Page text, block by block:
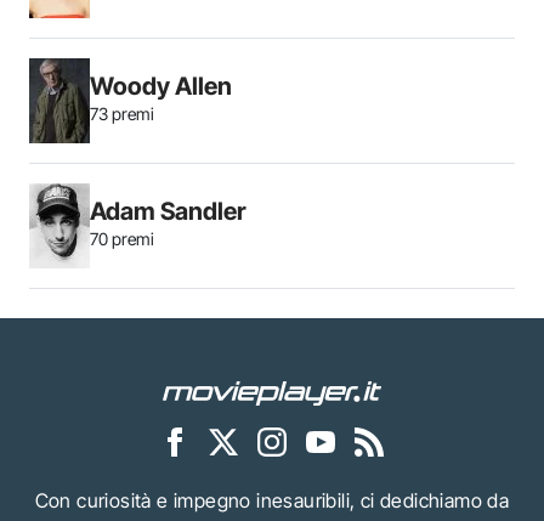
Woody Allen
73 premi
Adam Sandler
70 premi
Con curiosità e impegno inesauribili, ci dedichiamo da